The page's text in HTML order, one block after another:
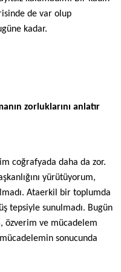
de var olup
kadar.
zorluklarını anlatır
coğrafyada daha da zor.
yürütüyorum,
Ataerkil bir toplumda
tepsiyle sunulmadı. Bugün
özverim ve mücadelem
sonucunda